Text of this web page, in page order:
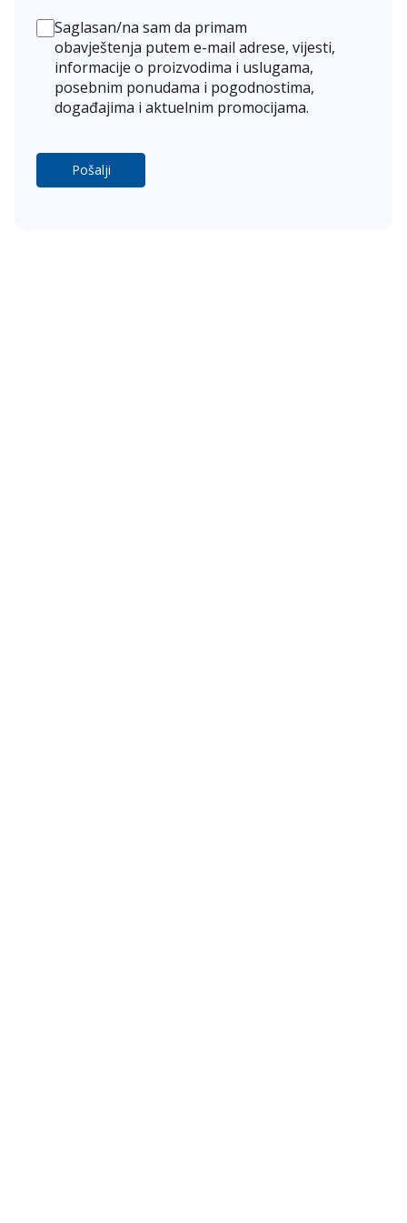
stručnjaka, možeš dobiti dodatnu potvrdu
dijagnoze ili nove preporuke za liječenje kod više
od 100 bolesti. Proces je jednostavan i zasniva se
na pregledu tvoje postojeće medicinske
dokumentacije. Drugo mišljenje donosi dodatnu
Saglasan/na sam da primam
obavještenja putem e-mail adrese, vijesti,
informacije o proizvodima i uslugama,
posebnim ponudama i pogodnostima,
događajima i aktuelnim promocijama.
Pošalji